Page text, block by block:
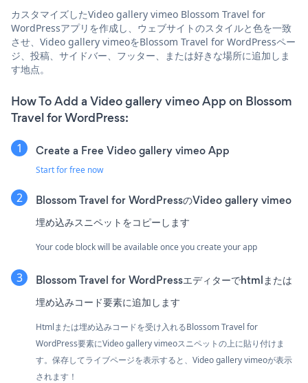
カスタマイズしたVideo gallery vimeo Blossom Travel for
WordPressアプリを作成し、ウェブサイトのスタイルと色を一致
させ、Video gallery vimeoをBlossom Travel for WordPressペー
ジ、投稿、サイドバー、フッター、または好きな場所に追加しま
す地点。
How To Add a Video gallery vimeo App on Blossom
Travel for WordPress:
Create a Free Video gallery vimeo App
Start for free now
Blossom Travel for WordPressのVideo gallery vimeo
埋め込みスニペットをコピーします
Your code block will be available once you create your app
Blossom Travel for WordPressエディターでhtmlまたは
埋め込みコード要素に追加します
Htmlまたは埋め込みコードを受け入れるBlossom Travel for
WordPress要素にVideo gallery vimeoスニペットの上に貼り付けま
す。保存してライブページを表示すると、Video gallery vimeoが表示
されます！